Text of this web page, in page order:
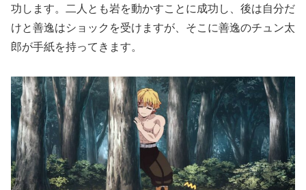
功します。二人とも岩を動かすことに成功し、後は自分だ
けと善逸はショックを受けますが、そこに善逸のチュン太
郎が手紙を持ってきます。